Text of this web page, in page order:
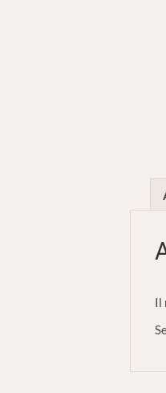
Il